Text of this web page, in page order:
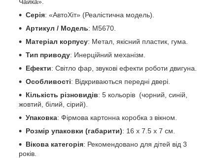
Серія: «АвтоХіт» (Реалістична модель).
Артикул / Модель: M5670.
Матеріал корпусу: Метал, якісний пластик, гума.
Тип приводу: Инерційний механізм.
Ефекти: Світло фар, звукові ефекти роботи двигуна.
Особливості: Відкриваються передні двері.
Кількість різновидів: 5 кольорів (чорний, синій,
жовтий, білий, сірий).
Упаковка: Фірмова картонна коробка з вікном.
Розмір упаковки (габарити): 16 х 7.5 х 7 см.
Вікова категорія: Рекомендовано для дітей від 3
років.